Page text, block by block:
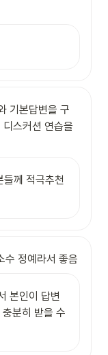
기본답변을 구
스커션 연습을
께 적극추천
수 정예라서 좋음
본인이 답변
분히 받을 수